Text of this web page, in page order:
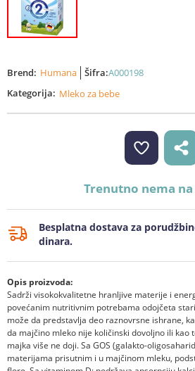
Brend: Humana Šifra:A000198
Kategorija: Mleko za bebe
Trenutno nema
Besplatna dostava za
dinara.
Opis proizvoda:
Sadrži visokokvalitetne hranljive materije i
povećanim nutritivnim potrebama odojčeta
može da predstavlja deo raznovrsne ishrane,
da majčino mleko nije količinski dovoljno ili kao
majka više ne doji. Sa GOS (galakto-
materijama prisutnim i u majčinom mleku,